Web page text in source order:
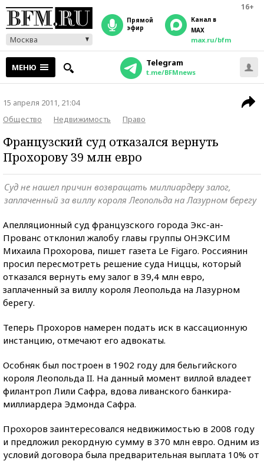
16+
Москва
прямой
эфир
Канал в
MAX
max.ru/bfm
МЕНЮ Telegram
t.me/BFMnews
15 апреля 2011, 21:04
Общество
Недвижимость Право
Французский суд отказался вернуть
Прохорову 39 млн евро
Суд не нашел причин возвращать миллиардеру залог,
заплаченный за виллу короля Леопольда на Лазурном берегу
Апелляционный суд французского города Экс-ан-
Прованс отклонил жалобу главы группы ОНЭКСИМ
Михаила Прохорова, пишет газета Le Figaro. Россиянин
просил пересмотреть решение суда Ниццы, который
отказался вернуть ему залог в 39,4 млн евро,
заплаченный за виллу короля Леопольда на Лазурном
берегу.
Теперь Прохоров намерен подать иск в кассационную
инстанцию, отмечают его адвокаты.
Особняк был построен в 1902 году для бельгийского
короля Леопольда II. На данный момент виллой владеет
филантроп Лили Сафра, вдова ливанского банкира-
миллиардера Эдмонда Сафра.
Прохоров заинтересовался недвижимостью в 2008 году
и предложил рекордную сумму в 370 млн евро. Одним из
условий договора была предварительная выплата 10% от